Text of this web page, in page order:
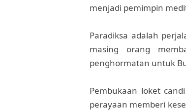
menjadi pemimpin
Paradiksa adalah
masing orang
penghormatan untuk
Pembukaan loket
perayaan memberi